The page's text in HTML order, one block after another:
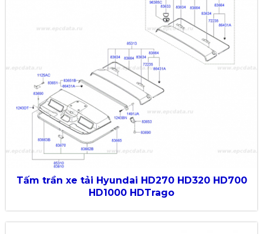
Tấm trần xe tải Hyundai HD270 HD320 HD700
HD1000 HDTrago